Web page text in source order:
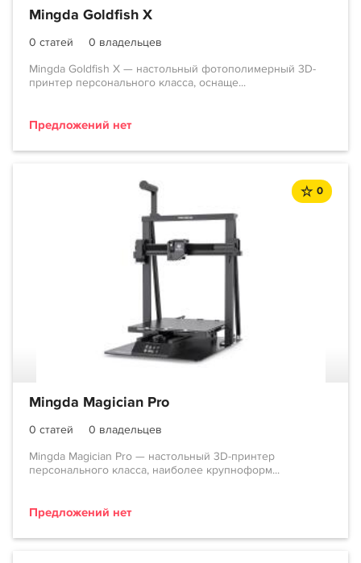
Mingda Goldfish X
0 статей
0 владельцев
Mingda Goldfish X — настольный фотополимерный 3D-
принтер персонального класса, оснаще...
Предложений нет
0
Mingda Magician Pro
0 статей
0 владельцев
Mingda Magician Pro — настольный 3D-принтер
персонального класса, наиболее крупноформ...
Предложений нет